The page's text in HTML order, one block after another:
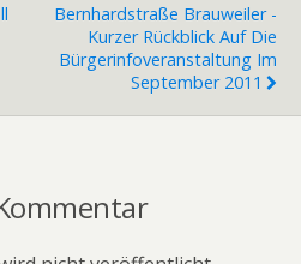
Bernhardstraße Brauweiler -
Kurzer Rückblick Auf Die
Bürgerinfoveranstaltung Im
September 2011